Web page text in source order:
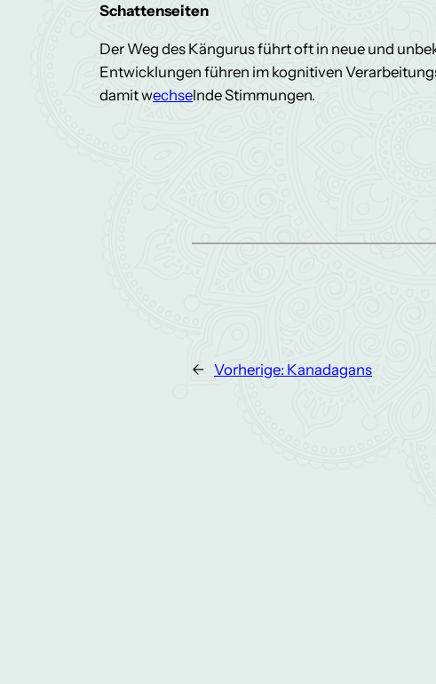
Schattenseiten
Der Weg des Kängurus führt oft in neue und
Entwicklungen führen im kognitiven
damit wechselnde Stimmungen.
← Vorherige: Kanadagans